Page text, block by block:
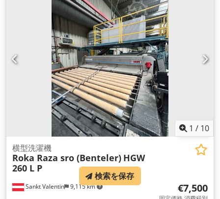
1 / 10
Sankt Valentin 9,115 km
横型洗濯機
Roka Raza sro (Benteler) HGW
260 L P
€7,500
検索を保存